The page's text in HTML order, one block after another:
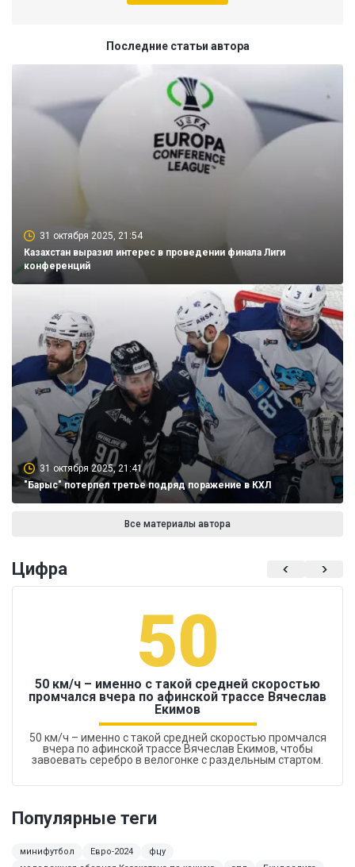
Последние статьи автора
31 октября 2025, 21:54
Казахстан выразил интерес в проведении финала Лиги
конференций
31 октября 2025, 21:41
"Барыс" потерпел третье подряд поражение в КХЛ
Все материалы автора
Цифра
50
50 км/ч – именно с такой средней скоростью
промчался вчера по афинской трассе Вячеслав
Екимов
50 км/ч – именно с такой средней скоростью промчался
вчера по афинской трассе Вячеслав Екимов, чтобы
завоевать серебро в велогонке с раздельным стартом.
Популярные теги
минифутбол Евро-2024
фцу